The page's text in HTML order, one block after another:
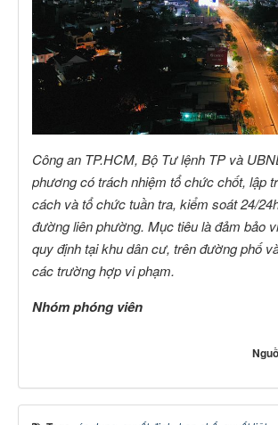
Công an TP.HCM, Bộ Tư lệnh TP và
phương có trách nhiệm tổ chức chốt, lập
cách và tổ chức tuần tra, kiểm soát 24/
đường liên phường. Mục tiêu là đảm bảo
quy định tại khu dân cư, trên đường phố
các trường hợp vi phạm.
Nhóm phóng viên